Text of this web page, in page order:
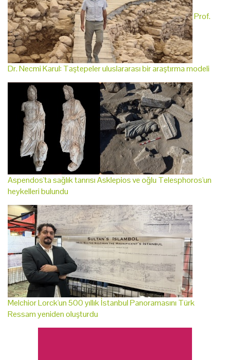
Prof.
Dr. Necmi Karul: Taştepeler uluslararası bir araştırma modeli
Aspendos'ta sağlık tanrısı Asklepios ve oğlu Telesphoros'un
heykelleri bulundu
Melchior Lorck'un 500 yıllık İstanbul Panoramasını Türk
Ressam yeniden oluşturdu